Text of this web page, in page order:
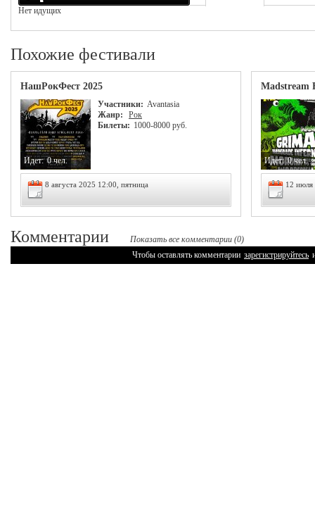
Нет идущих
Похожие фестивали
НашРокФест 2025
Участники: Avantasia
Жанр:
Рок
Билеты: 1000-8000 руб.
Идет: 0 чел.
8 августа 2025 12:00, пятница
Madstream
Идет: 0 чел.
12 июля
Комментарии
Показать все комментарии (0)
Чтобы оставлять комментарии зарегистрируйтесь